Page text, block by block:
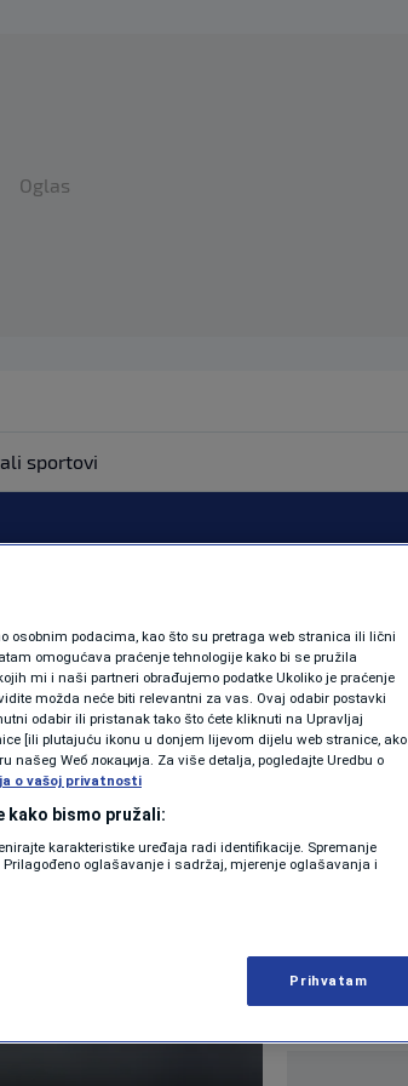
Oglas
sportovi
odgovor
osobnim podacima, kao što su pretraga web stranica ili lični
omogućava praćenje tehnologije kako bi se pružila
mi i naši partneri obrađujemo podatke Ukoliko je praćenje
možda neće biti relevantni za vas. Ovaj odabir postavki
odabir ili pristanak tako što ćete kliknuti na Upravljaj
[ili plutajuću ikonu u donjem lijevom dijelu web stranice, ako
Wеб локација. Za više detalja, pogledajte Uredbu o
o vašoj privatnosti
kako bismo pružali:
karakteristike uređaja radi identifikacije. Spremanje
oglašavanje i sadržaj, mjerenje oglašavanja i
Prihvatam